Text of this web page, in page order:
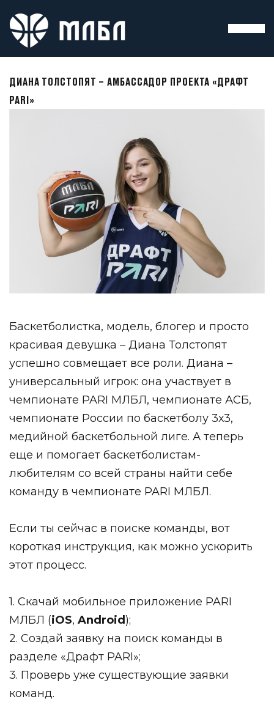
ДИАНА ТОЛСТОПЯТ – АМБАССАДОР ПРОЕКТА «ДРАФТ
PARI»
Баскетболистка, модель, блогер и просто
красивая девушка – Диана Толстопят
успешно совмещает все роли. Диана –
универсальный игрок: она участвует в
чемпионате PARI МЛБЛ, чемпионате АСБ,
чемпионате России по баскетболу 3х3,
медийной баскетбольной лиге. А теперь
еще и помогает баскетболистам-
любителям со всей страны найти себе
команду в чемпионате PARI МЛБЛ.
Если ты сейчас в поиске команды, вот
короткая инструкция, как можно ускорить
этот процесс.
1. Скачай мобильное приложение PARI
МЛБЛ (iOS, Android);
2. Создай заявку на поиск команды в
разделе «Драфт PARI»;
3. Проверь уже существующие заявки
команд.